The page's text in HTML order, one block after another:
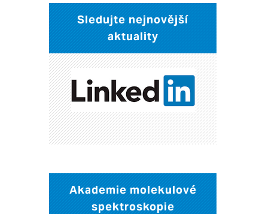
Sledujte nejnovější
aktuality
Akademie molekulové
spektroskopie